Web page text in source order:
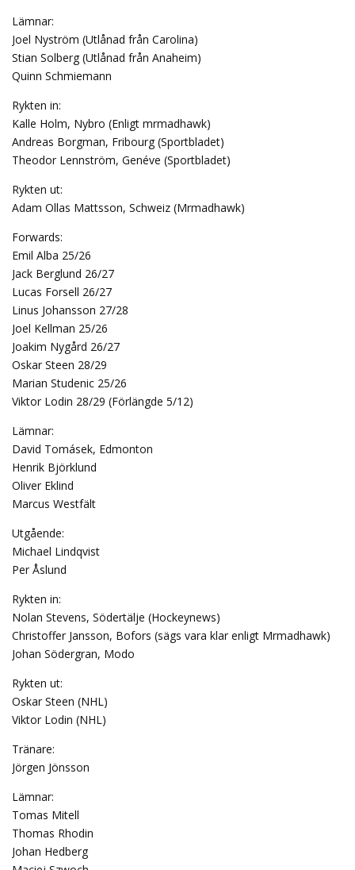
Lämnar:
Joel Nyström (Utlånad från Carolina)
Stian Solberg (Utlånad från Anaheim)
Quinn Schmiemann
Rykten in:
Kalle Holm, Nybro (Enligt mrmadhawk)
Andreas Borgman, Fribourg (Sportbladet)
Theodor Lennström, Genéve (Sportbladet)
Rykten ut:
Adam Ollas Mattsson, Schweiz (Mrmadhawk)
Forwards:
Emil Alba 25/26
Jack Berglund 26/27
Lucas Forsell 26/27
Linus Johansson 27/28
Joel Kellman 25/26
Joakim Nygård 26/27
Oskar Steen 28/29
Marian Studenic 25/26
Viktor Lodin 28/29 (Förlängde 5/12)
Lämnar:
David Tomásek, Edmonton
Henrik Björklund
Oliver Eklind
Marcus Westfält
Utgående:
Michael Lindqvist
Per Åslund
Rykten in:
Nolan Stevens, Södertälje (Hockeynews)
Christoffer Jansson, Bofors (sägs vara klar enligt Mrmadhawk)
Johan Södergran, Modo
Rykten ut:
Oskar Steen (NHL)
Viktor Lodin (NHL)
Tränare:
Jörgen Jönsson
Lämnar:
Tomas Mitell
Thomas Rhodin
Johan Hedberg